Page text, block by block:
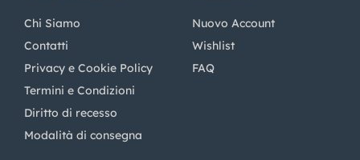
Chi Siamo
Contatti
Privacy e Cookie Policy
Termini e Condizioni
Diritto di recesso
Modalità di consegna
Nuovo Account
Wishlist
FAQ